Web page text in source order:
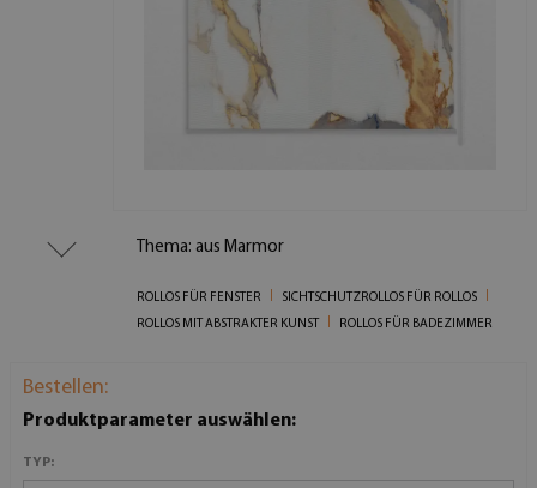
Thema: aus Marmor
ROLLOS FÜR FENSTER
SICHTSCHUTZROLLOS FÜR ROLLOS
ROLLOS MIT ABSTRAKTER KUNST
ROLLOS FÜR BADEZIMMER
Bestellen:
Produktparameter auswählen:
TYP: